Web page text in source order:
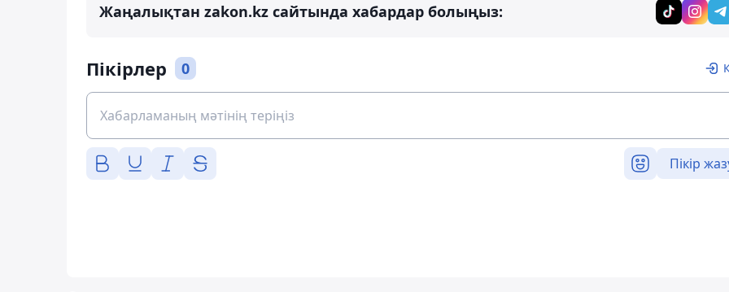
Жаңалықтан zakon.kz сайтында хабардар болыңыз:
Пікірлер 0
Пікір